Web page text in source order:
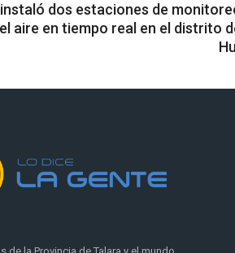
instaló dos estaciones de
aire en tiempo real en el distrito